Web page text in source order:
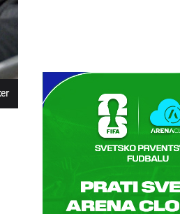
08.08. 17:00 UŽIVO
Stuttgart - Everton
PRIJATELJSKE UTAKMICE
17:00 UŽIVO
PRIJATELJSKE UTAKMICE